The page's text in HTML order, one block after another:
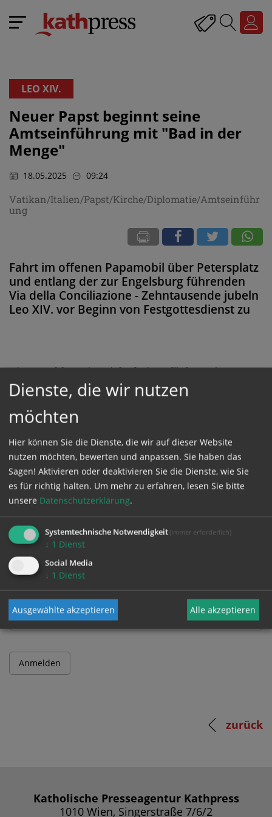
LEO XIV.
Neuer Papst beginnt seine
Amtseinführung mit "Bad in der
Menge"
18.05.2025 09:24
Vatikan/Italien/Papst/Kirche/Diplomatie/Amtseinführ
ung
Fahrt im offenen Papamobil über Petersplatz
und entlang der zur Engelsburg führenden
Via della Conciliazione - Zehntausende jubeln
Leo XIV. vor Beginn von Festgottesdienst zu
Diese Meldung ist nicht frei verfügbar. Bitte
loggen Sie sich ein, oder bestellen Sie das
Produkt
GESCHÜTZTER BEREICH
Bitte melden Sie sich mit Ihrem Benutzernamen
und Passwort an.
Benutzername
Passwort
zurück
Katholische Presseagentur Kathpress
1010 Wien, Singerstraße 7/6/2
Dienste, die wir nutzen
möchten
Hier können Sie die Dienste, die wir auf dieser Website
nutzen möchten, bewerten und anpassen. Sie haben das
Sagen! Aktivieren oder deaktivieren Sie die Dienste, wie Sie
es für richtig halten. Um mehr zu erfahren, lesen Sie bitte
unsere Datenschutzerklärung.
Systemtechnische Notwendigkeit (immer erforderlich)
↓ 1 Dienst
Social Media
↓ 1 Dienst
Ausgewählte akzeptieren Alle akzeptieren